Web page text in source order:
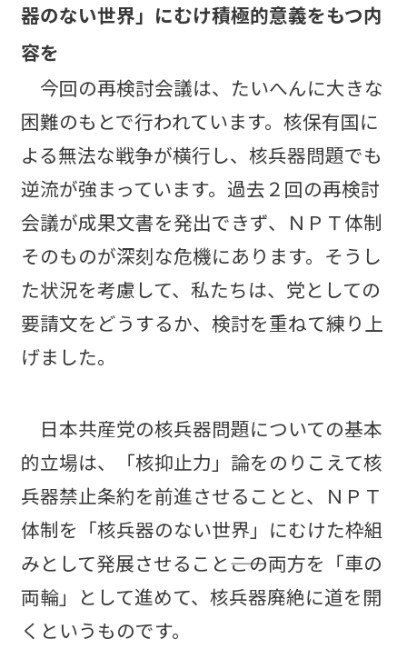
器のない世界」にむけ積極的意義をもつ内
容を
今回の再検討会議は、たいへんに大きな
困難のもとで行われています。核保有国に
よる無法な戦争が横行し、核兵器問題でも
逆流が強まっています。過去２回の再検討
会議が成果文書を発出できず、ＮＰＴ体制
そのものが深刻な危機にあります。そうし
た状況を考慮して、私たちは、党としての
要請文をどうするか、検討を重ねて練り上
げました。
日本共産党の核兵器問題についての基本
的立場は、「核抑止力」論をのりこえて核
兵器禁止条約を前進させることと、ＮＰＴ
体制を「核兵器のない世界」にむけた枠組
みとして発展させること――この両方を「車の
両輪」として進めて、核兵器廃絶に道を開
くというものです。